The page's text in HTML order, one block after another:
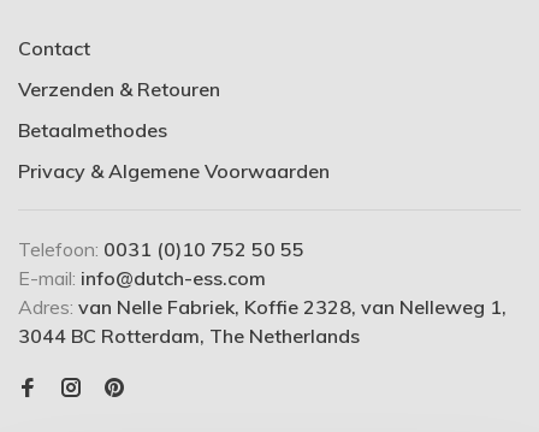
Contact
Verzenden & Retouren
Betaalmethodes
Privacy & Algemene Voorwaarden
Telefoon: 0031 (0)10 752 50 55
E-mail: info@dutch-ess.com
Adres: van Nelle Fabriek, Koffie 2328, van Nelleweg 1,
3044 BC Rotterdam, The Netherlands